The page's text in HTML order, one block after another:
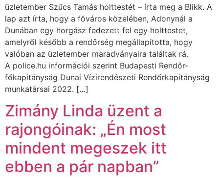
üzletember Szűcs Tamás holttestét – írta meg a Blikk. A
lap azt írta, hogy a főváros közelében, Adonynál a
Dunában egy horgász fedezett fel egy holttestet,
amelyről később a rendőrség megállapította, hogy
valóban az üzletember maradványaira találtak rá.
A police.hu információi szerint Budapesti Rendőr-
főkapitányság Dunai Vízirendészeti Rendőrkapitányság
munkatársai 2022. […]
Zimány Linda üzent a
rajongóinak: „Én most
mindent megeszek itt
ebben a pár napban”